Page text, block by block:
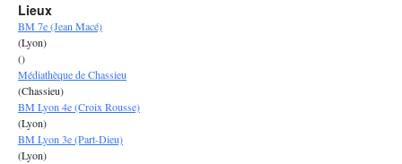
Lieux
BM 7e (Jean Macé)
(Lyon)
()
Médiathèque de Chassieu
(Chassieu)
BM Lyon 4e (Croix Rousse)
(Lyon)
BM Lyon 3e (Part-Dieu)
(Lyon)